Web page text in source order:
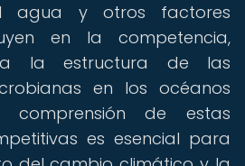
agua y otros factores
en la competencia,
la estructura de las
en los océanos
de estas
es esencial para